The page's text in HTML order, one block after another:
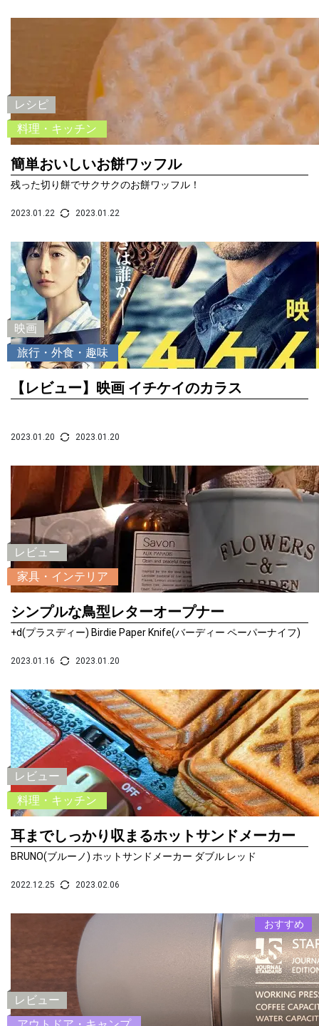
レシピ
料理・キッチン
簡単おいしいお餅ワッフル
残った切り餅でサクサクのお餅ワッフル！
2023.01.22 2023.01.22
映画
旅行・外食・趣味
【レビュー】映画 イチケイのカラス
2023.01.20 2023.01.20
レビュー
家具・インテリア
シンプルな鳥型レターオープナー
+d(プラスディー) Birdie Paper Knife(バーディー ペーパーナイフ)
2023.01.16 2023.01.20
レビュー
料理・キッチン
耳までしっかり収まるホットサンドメーカー
BRUNO(ブルーノ) ホットサンドメーカー ダブル レッド
2022.12.25 2023.02.06
レビュー
おすすめ